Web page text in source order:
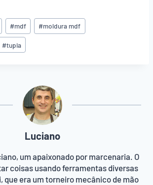
#mdf #moldura mdf
#tupia
Luciano
um apaixonado por marcenaria. O
coisas usando ferramentas diversas
que era um torneiro mecânico de mão